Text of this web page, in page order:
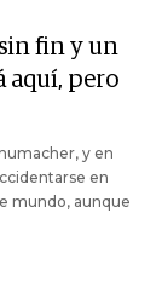
fin y un
aquí, pero
y en
en
mundo, aunque